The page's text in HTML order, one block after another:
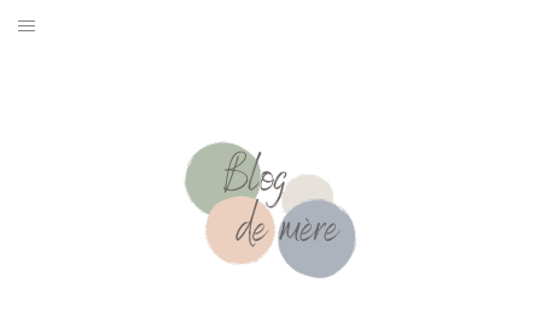
RESSOURCES NUTRITION & PARENTALITÉ